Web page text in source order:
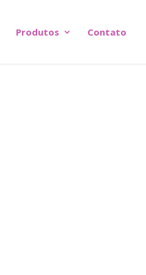
Produtos Contato